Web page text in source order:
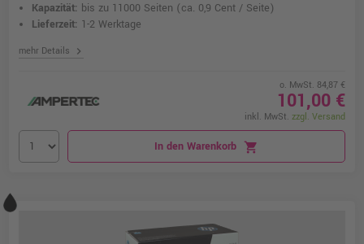
Kapazität: bis zu 11000 Seiten (ca. 0,9 Cent / Seite)
Lieferzeit: 1-2 Werktage
mehr Details chevron_right
o. MwSt. 84,87 €
101,00 €
inkl. MwSt. zzgl. Versand
In den Warenkorb shopping_cart